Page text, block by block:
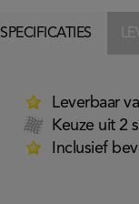
SPECIFICATIES
Leverbaar
Keuze uit 2
Inclusief